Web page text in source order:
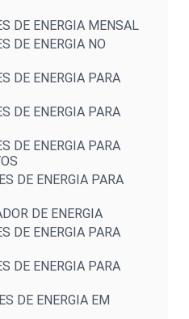
DE ENERGIA MENSAL
DE ENERGIA NO
DE ENERGIA PARA
DE ENERGIA PARA
DE ENERGIA PARA
DE ENERGIA PARA
DE ENERGIA
DE ENERGIA PARA
DE ENERGIA PARA
DE ENERGIA EM